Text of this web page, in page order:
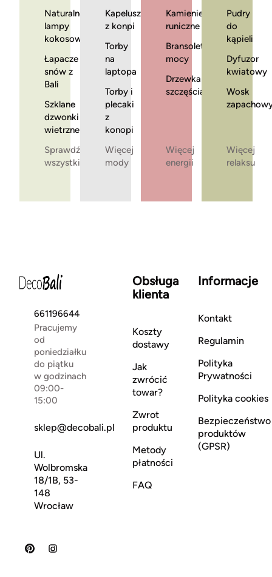
Naturalne
lampy
kokosowe
Łapacze
snów z
Bali
Szklane
dzwonki
wietrzne
Sprawdź
wszystkie
Kapelusze
z konpi
Torby
na
laptopa
Torby i
plecaki
z
konopi
Więcej
mody
Kamienie
runiczne
Bransoletki
mocy
Drzewka
szczęścia
Więcej
energii
Pudry
do
kąpieli
Dyfuzor
kwiatowy
Wosk
Więcej
relaksu
661196644
Pracujemy
od
poniedziałku
do piątku
w godzinach
09:00-
15:00
sklep@decobali.pl
Ul.
Wolbromska
18/1B, 53-
148
Wrocław
Obsługa
klienta
Koszty
dostawy
Jak
zwrócić
towar?
Zwrot
produktu
Metody
płatności
FAQ
Informacje
Kontakt
Regulamin
Polityka
Prywatności
Polityka cookies
Bezpieczeństwo
produktów
(GPSR)